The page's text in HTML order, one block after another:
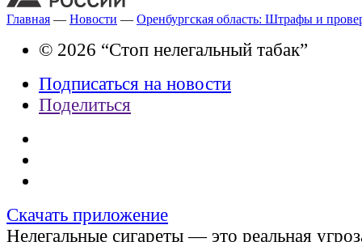
Главная — Новости — Оренбургская область: Штрафы и
© 2026 “Стоп нелегальный табак”
Подписаться на новости
Поделиться
Скачать приложение
Нелегальные сигареты — это реальная